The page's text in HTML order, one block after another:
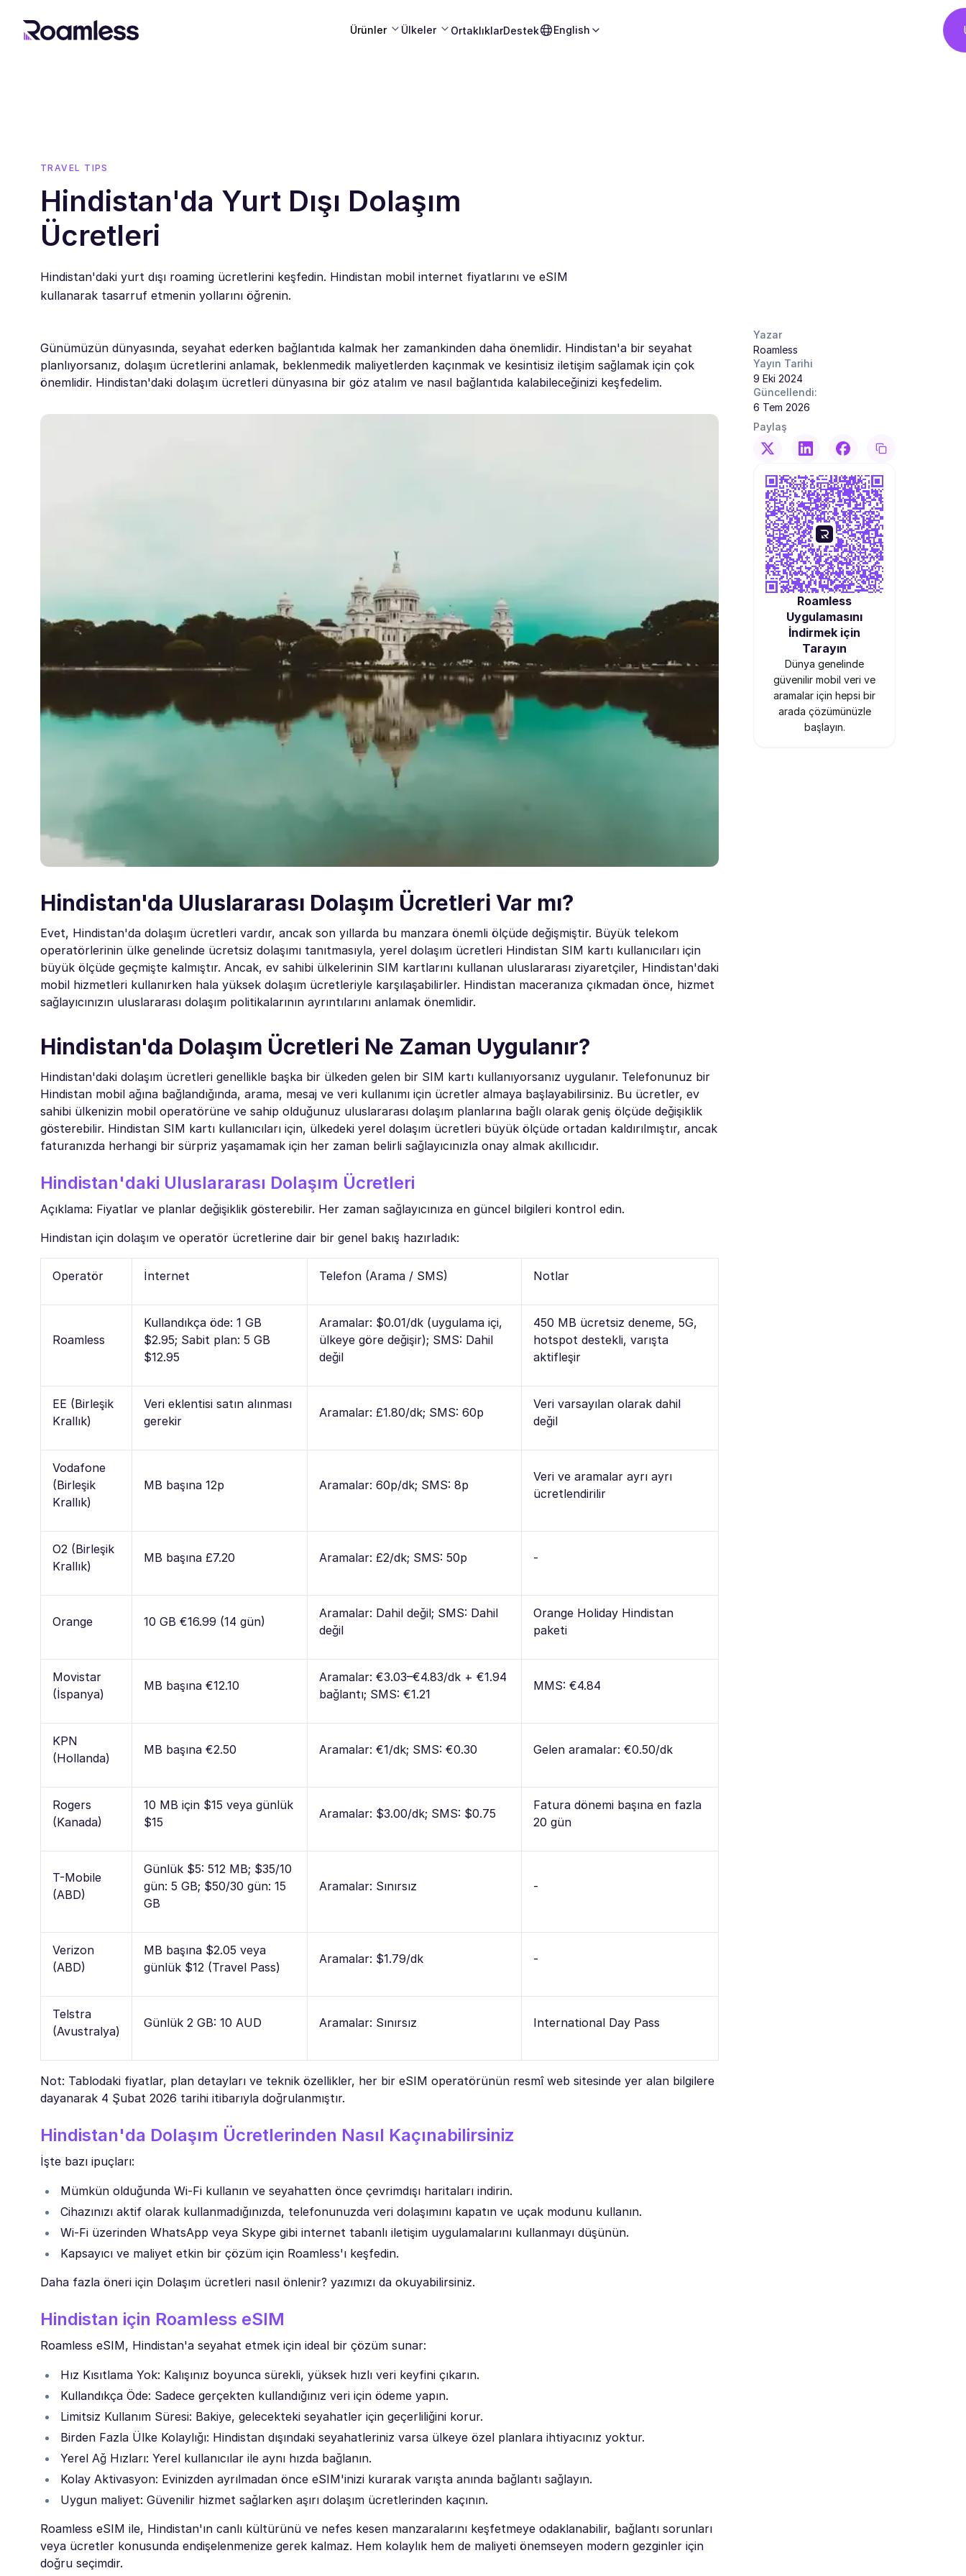
Ürünler Ülkeler OrtaklıklarDestek English
TRAVEL TIPS
Hindistan'da Yurt Dışı Dolaşım
Ücretleri
Hindistan'daki yurt dışı roaming ücretlerini keşfedin. Hindistan mobil internet fiyatlarını ve eSIM
kullanarak tasarruf etmenin yollarını öğrenin.
Günümüzün dünyasında, seyahat ederken bağlantıda kalmak her zamankinden daha önemlidir. Hindistan'a bir seyahat
planlıyorsanız, dolaşım ücretlerini anlamak, beklenmedik maliyetlerden kaçınmak ve kesintisiz iletişim sağlamak için çok
önemlidir. Hindistan'daki dolaşım ücretleri dünyasına bir göz atalım ve nasıl bağlantıda kalabileceğinizi keşfedelim.
Hindistan'da Uluslararası Dolaşım Ücretleri Var mı?
Evet, Hindistan'da dolaşım ücretleri vardır, ancak son yıllarda bu manzara önemli ölçüde değişmiştir. Büyük telekom
operatörlerinin ülke genelinde ücretsiz dolaşımı tanıtmasıyla, yerel dolaşım ücretleri Hindistan SIM kartı kullanıcıları için
büyük ölçüde geçmişte kalmıştır. Ancak, ev sahibi ülkelerinin SIM kartlarını kullanan uluslararası ziyaretçiler, Hindistan'daki
mobil hizmetleri kullanırken hala yüksek dolaşım ücretleriyle karşılaşabilirler. Hindistan maceranıza çıkmadan önce, hizmet
sağlayıcınızın uluslararası dolaşım politikalarının ayrıntılarını anlamak önemlidir.
Hindistan'da Dolaşım Ücretleri Ne Zaman Uygulanır?
Hindistan'daki dolaşım ücretleri genellikle başka bir ülkeden gelen bir SIM kartı kullanıyorsanız uygulanır. Telefonunuz bir
Hindistan mobil ağına bağlandığında, arama, mesaj ve veri kullanımı için ücretler almaya başlayabilirsiniz. Bu ücretler, ev
sahibi ülkenizin mobil operatörüne ve sahip olduğunuz uluslararası dolaşım planlarına bağlı olarak geniş ölçüde değişiklik
gösterebilir. Hindistan SIM kartı kullanıcıları için, ülkedeki yerel dolaşım ücretleri büyük ölçüde ortadan kaldırılmıştır, ancak
faturanızda herhangi bir sürpriz yaşamamak için her zaman belirli sağlayıcınızla onay almak akıllıcıdır.
Hindistan'daki Uluslararası Dolaşım Ücretleri
Açıklama: Fiyatlar ve planlar değişiklik gösterebilir. Her zaman sağlayıcınıza en güncel bilgileri kontrol edin.
Hindistan için dolaşım ve operatör ücretlerine dair bir genel bakış hazırladık:
Operatör İnternet Telefon (Arama / SMS) Notlar
Roamless
Kullandıkça öde: 1 GB
$2.95; Sabit plan: 5 GB
$12.95
Aramalar: $0.01/dk (uygulama içi,
ülkeye göre değişir); SMS: Dahil
değil
450 MB ücretsiz deneme, 5G,
hotspot destekli, varışta
aktifleşir
EE (Birleşik
Krallık)
Veri eklentisi satın alınması
gerekir
Aramalar: £1.80/dk; SMS: 60p
Veri varsayılan olarak dahil
değil
Vodafone
(Birleşik
Krallık)
MB başına 12p Aramalar: 60p/dk; SMS: 8p
Veri ve aramalar ayrı ayrı
ücretlendirilir
O2 (Birleşik
Krallık)
MB başına £7.20 Aramalar: £2/dk; SMS: 50p -
Orange 10 GB €16.99 (14 gün)
Aramalar: Dahil değil; SMS: Dahil
değil
Orange Holiday Hindistan
paketi
Movistar
(İspanya)
MB başına €12.10
Aramalar: €3.03–€4.83/dk + €1.94
bağlantı; SMS: €1.21
MMS: €4.84
KPN
(Hollanda)
MB başına €2.50 Aramalar: €1/dk; SMS: €0.30 Gelen aramalar: €0.50/dk
Rogers
(Kanada)
10 MB için $15 veya günlük
$15
Aramalar: $3.00/dk; SMS: $0.75
Fatura dönemi başına en fazla
20 gün
T-Mobile
(ABD)
Günlük $5: 512 MB; $35/10
gün: 5 GB; $50/30 gün: 15
GB
Aramalar: Sınırsız -
Verizon
(ABD)
MB başına $2.05 veya
günlük $12 (Travel Pass)
Aramalar: $1.79/dk -
Telstra
(Avustralya)
Günlük 2 GB: 10 AUD Aramalar: Sınırsız International Day Pass
Not: Tablodaki fiyatlar, plan detayları ve teknik özellikler, her bir eSIM operatörünün resmî web sitesinde yer alan bilgilere
dayanarak 4 Şubat 2026 tarihi itibarıyla doğrulanmıştır.
Hindistan'da Dolaşım Ücretlerinden Nasıl Kaçınabilirsiniz
İşte bazı ipuçları:
Mümkün olduğunda Wi-Fi kullanın ve seyahatten önce çevrimdışı haritaları indirin.
Cihazınızı aktif olarak kullanmadığınızda, telefonunuzda veri dolaşımını kapatın ve uçak modunu kullanın.
Wi-Fi üzerinden WhatsApp veya Skype gibi internet tabanlı iletişim uygulamalarını kullanmayı düşünün.
Kapsayıcı ve maliyet etkin bir çözüm için Roamless'ı keşfedin.
Daha fazla öneri için Dolaşım ücretleri nasıl önlenir? yazımızı da okuyabilirsiniz.
Hindistan için Roamless eSIM
Roamless eSIM, Hindistan'a seyahat etmek için ideal bir çözüm sunar:
Hız Kısıtlama Yok: Kalışınız boyunca sürekli, yüksek hızlı veri keyfini çıkarın.
Kullandıkça Öde: Sadece gerçekten kullandığınız veri için ödeme yapın.
Limitsiz Kullanım Süresi: Bakiye, gelecekteki seyahatler için geçerliliğini korur.
Birden Fazla Ülke Kolaylığı: Hindistan dışındaki seyahatleriniz varsa ülkeye özel planlara ihtiyacınız yoktur.
Yerel Ağ Hızları: Yerel kullanıcılar ile aynı hızda bağlanın.
Kolay Aktivasyon: Evinizden ayrılmadan önce eSIM'inizi kurarak varışta anında bağlantı sağlayın.
Uygun maliyet: Güvenilir hizmet sağlarken aşırı dolaşım ücretlerinden kaçının.
Roamless eSIM ile, Hindistan'ın canlı kültürünü ve nefes kesen manzaralarını keşfetmeye odaklanabilir, bağlantı sorunları
veya ücretler konusunda endişelenmenize gerek kalmaz. Hem kolaylık hem de maliyeti önemseyen modern gezginler için
doğru seçimdir.
Yazar
Roamless
Yayın Tarihi
9 Eki 2024
Güncellendi:
6 Tem 2026
Paylaş
Roamless
Uygulamasını
İndirmek için
Tarayın
Dünya genelinde
güvenilir mobil veri ve
aramalar için hepsi bir
arada çözümünüzle
başlayın.